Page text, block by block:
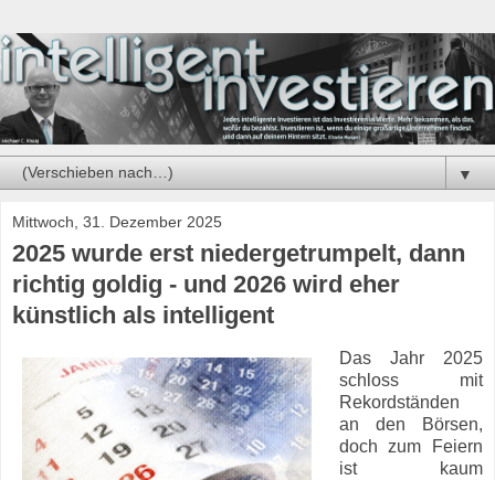
▼
Mittwoch, 31. Dezember 2025
2025 wurde erst niedergetrumpelt, dann
richtig goldig - und 2026 wird eher
künstlich als intelligent
Das Jahr 2025
schloss mit
Rekordständen
an den Börsen,
doch zum Feiern
ist kaum